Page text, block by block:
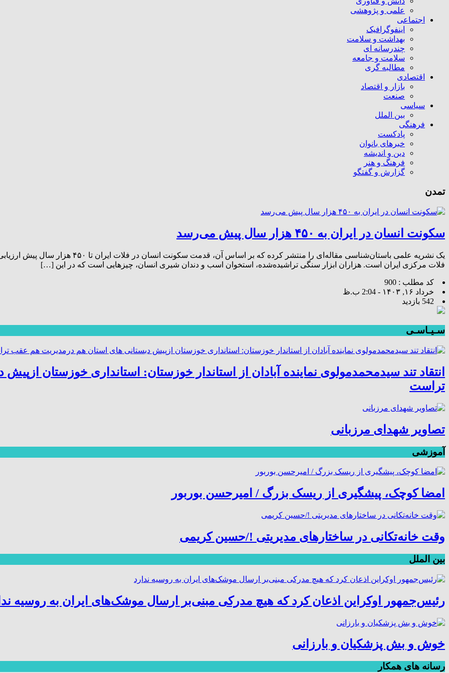
علمی و پژوهشی
اجتماعی
اینفوگرافیک
بهداشت و سلامت
چندرسانه ای
سلامت و جامعه
مطالبه گری
اقتصادی
بازار و اقتصاد
صنعت
سیاسی
بین الملل
فرهنگی
پادکست
خبرهای بانوان
دین و اندیشه
فرهنگ و هنر
گزارش و گفتگو
تمدن
سکونت انسان در ایران به ۴۵۰ هزار سال پیش می‌رسد
یک نشریه علمی باستان‌شناسی مقاله‌ای را
فلات مرکزی ایران است. هزاران ابزار سنگی تراشیده‌شده، استخوان اسب و دندان شیری انسان، چیز‌هایی است که در این […]
کد مطلب : 900
خرداد ۱۶, ۱۴۰۳ - 2:04 ب.ظ
542 بازدید
سـیـاسـی
انتقاد تند سیدمحمدمولوی نماینده آبادان از استاندار خوزستان: استانداری خوزستان
تراست
تصاویر شهدای مرزبانی
آموزشی
امضا کوچک، پیشگیری از ریسک بزرگ / امیرحسن بوربور
وقت خانه‌تکانی در ساختارهای مدیریتی !/حسین کریمی
بین الملل
رئیس‌جمهور اوکراین اذعان کرد که هیچ مدرکی مبنی‌بر ارسال موشک‌های ایران به روسیه
خوش و بش پزشکیان و بارزانی
رسانه های همکار